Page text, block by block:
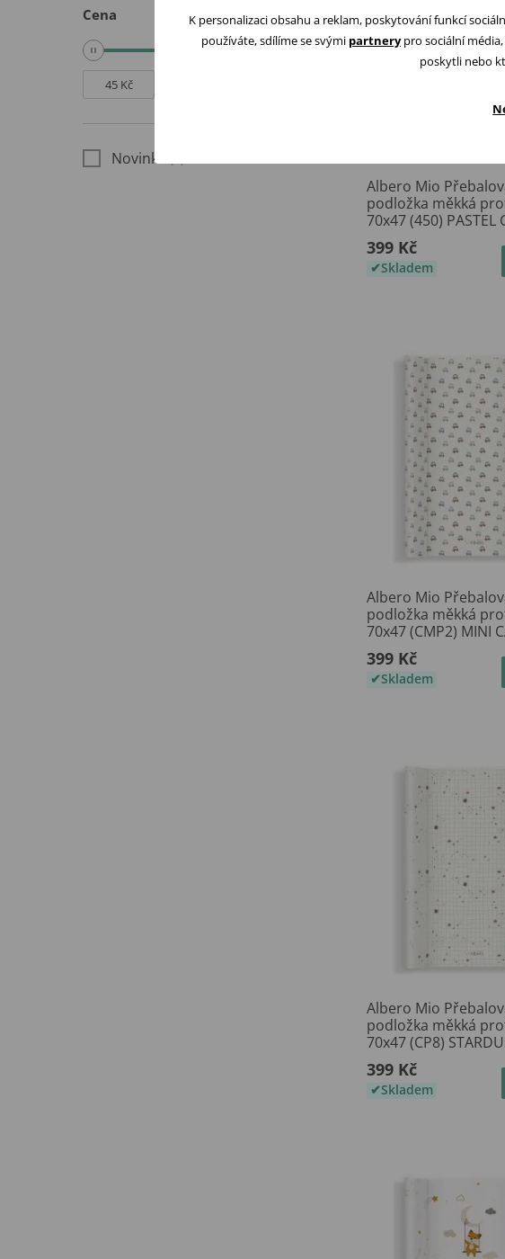
Cena
Novinka
Albero Mio
podložka měkká
70x47 (450) PASTEL
399 Kč
Skladem
Albero Mio
podložka měkká
70x47 (CMP2) MINI
399 Kč
Skladem
Albero Mio
podložka měkká
70x47 (CP8)
399 Kč
Skladem
K personalizaci obsahu a reklam, poskytování funkcí
používáte, sdílíme se svými partnerypro sociální
poskytli nebo